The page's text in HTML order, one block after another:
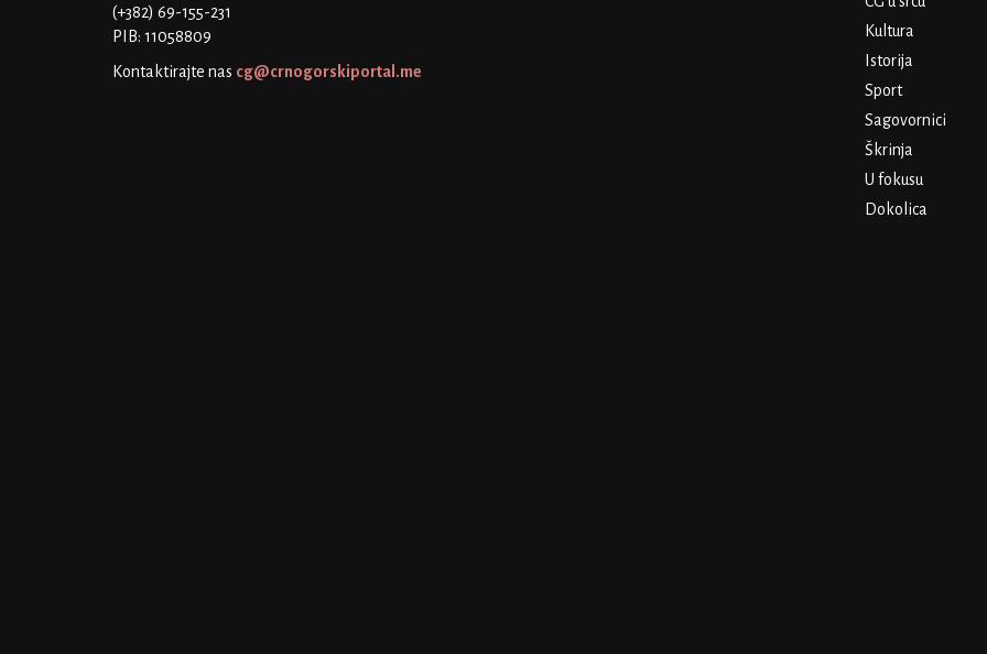
(+382) 69-155-231
PIB: 11058809
Kontaktirajte nas cg@crnogorskiportal.me
Kultura
Istorija
Sport
Sagovornici
Škrinja
U fokusu
Dokolica